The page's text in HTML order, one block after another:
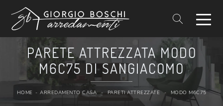
PARETE ATTREZZATA MODO
M6C75 DI SANGIACOMO
HOME - ARREDAMENTO CASA - PARETI ATTREZZATE - MODO M6C75